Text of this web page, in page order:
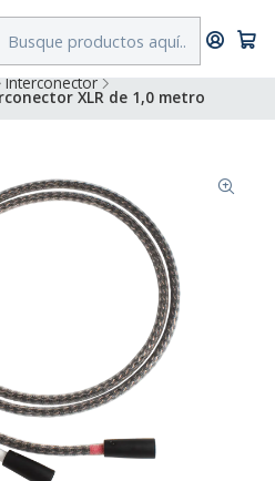
gratuitos a Región Metropolitana por
Interconector
XLR de 1,0 metro